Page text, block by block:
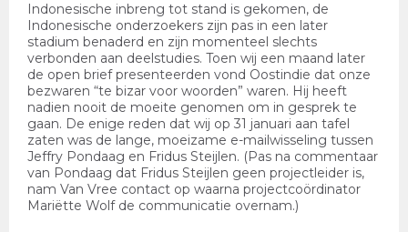
Indonesische inbreng tot stand is gekomen, de
Indonesische onderzoekers zijn pas in een later
stadium benaderd en zijn momenteel slechts
verbonden aan deelstudies. Toen wij een maand later
de open brief presenteerden vond Oostindie dat onze
bezwaren “te bizar voor woorden” waren. Hij heeft
nadien nooit de moeite genomen om in gesprek te
gaan. De enige reden dat wij op 31 januari aan tafel
zaten was de lange, moeizame e-mailwisseling tussen
Jeffry Pondaag en Fridus Steijlen. (Pas na commentaar
van Pondaag dat Fridus Steijlen geen projectleider is,
nam Van Vree contact op waarna projectcoördinator
Mariëtte Wolf de communicatie overnam.)